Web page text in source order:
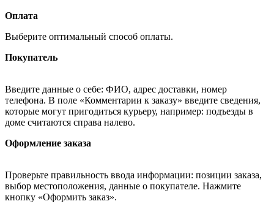
Оплата
Выберите оптимальный способ оплаты.
Покупатель
Введите данные о себе: ФИО, адрес доставки, номер
телефона. В поле «Комментарии к заказу» введите сведения,
которые могут пригодиться курьеру, например: подъезды в
доме считаются справа налево.
Оформление заказа
Проверьте правильность ввода информации: позиции заказа,
выбор местоположения, данные о покупателе. Нажмите
кнопку «Оформить заказ».